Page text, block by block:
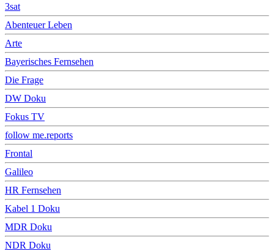
3sat
Abenteuer Leben
Arte
Bayerisches Fernsehen
Die Frage
DW Doku
Fokus TV
follow me.reports
Frontal
Galileo
HR Fernsehen
Kabel 1 Doku
MDR Doku
NDR Doku